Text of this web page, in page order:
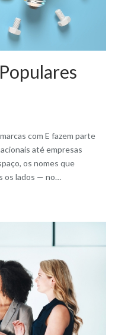
com E fazem parte
até empresas
os nomes que
os lados — no…